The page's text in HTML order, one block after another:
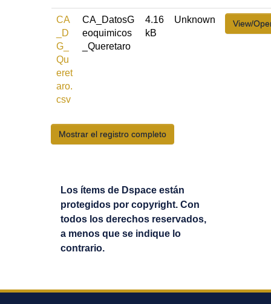
CA
_D
G_
Qu
eret
aro.
csv
CA_DatosG
eoquimicos
_Queretaro
4.16
kB
Unknown View/
Mostrar el registro completo
Los ítems de Dspace están
protegidos por copyright. Con
todos los derechos reservados,
a menos que se indique lo
contrario.